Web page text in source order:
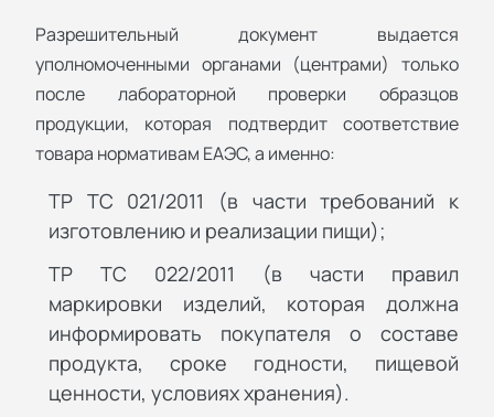
Разрешительный документ выдается
уполномоченными органами (центрами) только
после лабораторной проверки образцов
продукции, которая подтвердит соответствие
товара нормативам ЕАЭС, а именно:
ТР ТС 021/2011 (в части требований к
изготовлению и реализации пищи);
ТР ТС 022/2011 (в части правил
маркировки изделий, которая должна
информировать покупателя о составе
продукта, сроке годности, пищевой
ценности, условиях хранения).